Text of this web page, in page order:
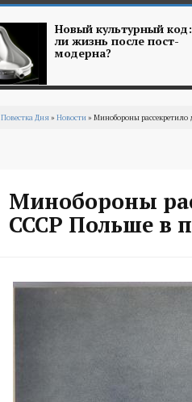
Новый культурный
ли жизнь после пост-
модерна?
Повестка Дня» Новости» Минобороны
Минобороны
СССР Польше в